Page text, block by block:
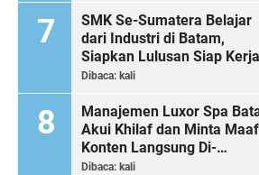
SMK Se-Sumatera Belajar
dari Industri di Batam,
Siapkan Lulusan Siap Kerja
Era Digital
Dibaca: kali
Manajemen Luxor Spa
Akui Khilaf dan Minta
Konten Langsung Di-
Takedown
Dibaca: kali